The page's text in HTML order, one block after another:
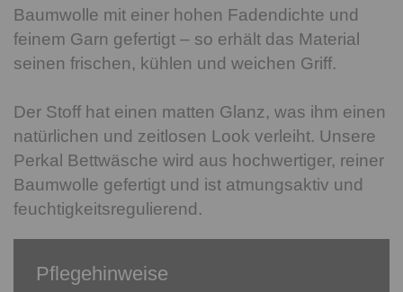
Baumwolle mit einer hohen Fadendichte und
feinem Garn gefertigt – so erhält das Material
seinen frischen, kühlen und weichen Griff.
Der Stoff hat einen matten Glanz, was ihm einen
natürlichen und zeitlosen Look verleiht. Unsere
Perkal Bettwäsche wird aus hochwertiger, reiner
Baumwolle gefertigt und ist atmungsaktiv und
feuchtigkeitsregulierend.
Pflegehinweise